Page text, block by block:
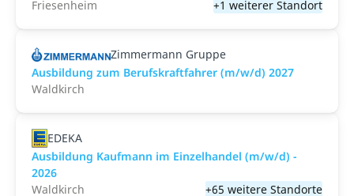
Friesenheim
+1 weiterer Standort
Zimmermann Gruppe
Ausbildung zum Berufskraftfahrer (m/w/d) 2027
Waldkirch
EDEKA
Ausbildung Kaufmann im Einzelhandel (m/w/d) -
2026
Waldkirch
+65 weitere Standorte